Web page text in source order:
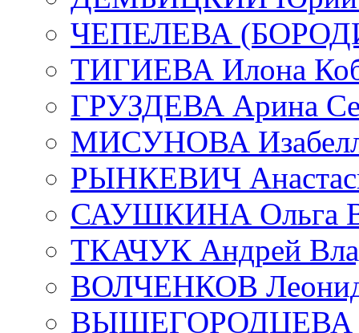
ЧЕПЕЛЕВА
ТИГИЕВА Илона
ГРУЗДЕВА Арина
МИСУНОВА
РЫНКЕВИЧ
САУШКИНА Ольга
ТКАЧУК Андрей
ВОЛЧЕНКОВ Леонид
ВЫШЕГОРОДЦЕВА